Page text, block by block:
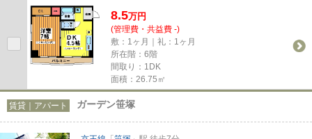
8.5万円
(管理費・共益費 -)
敷：1ヶ月｜礼：1ヶ月
所在階：6階
間取り：1DK
面積：26.75㎡
賃貸｜アパート ガーデン笹塚